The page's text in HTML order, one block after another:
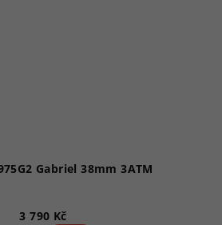
Gabriel 38mm 3ATM
3 790 Kč